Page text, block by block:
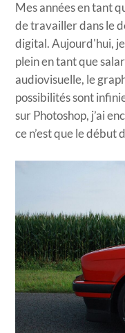
Mes années en tant
de travailler dans le
digital. Aujourd'hui,
plein en tant que
audiovisuelle, le
possibilités sont
sur Photoshop, j’ai
ce n’est que le début